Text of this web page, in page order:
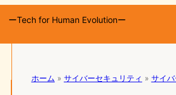
ーTech for Human Evolutionー
ホーム » サイバーセキュリティ » サイ